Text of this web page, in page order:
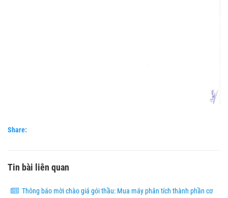
Share:
Tin bài liên quan
Thông báo mời chào giá gói thầu: Mua máy phân tích thành phần cơ